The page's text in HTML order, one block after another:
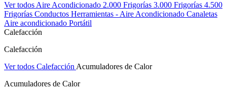
Ver todos Aire Acondicionado 2.000 Frigorías 3.000 Frigorías 4.500
Frigorías Conductos Herramientas - Aire Acondicionado Canaletas
Aire acondicionado Portátil
Calefacción
Calefacción
Ver todos Calefacción Acumuladores de Calor
Acumuladores de Calor